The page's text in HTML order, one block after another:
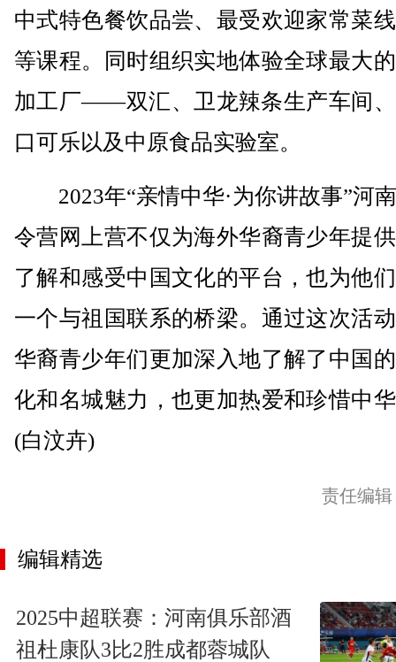
中式特色餐饮品尝、最受欢迎家常菜
等课程。同时组织实地体验全球最大
加工厂——双汇、卫龙辣条生产车间
口可乐以及中原食品实验室。
2023年“亲情中华·为你讲故事”河
令营网上营不仅为海外华裔青少年提
了解和感受中国文化的平台，也为他
一个与祖国联系的桥梁。通过这次活
华裔青少年们更加深入地了解了中国
化和名城魅力，也更加热爱和珍惜中
(白汶卉)
责任编
编辑精选
2025中超联赛：河南俱乐部酒
祖杜康队3比2胜成都蓉城队